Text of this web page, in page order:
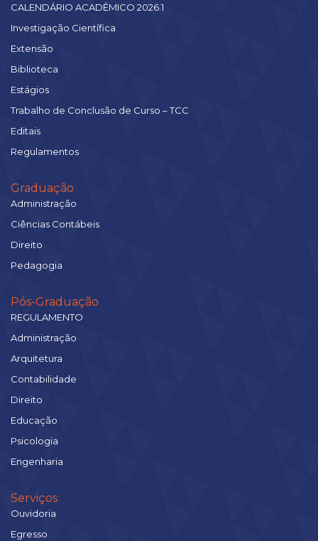
CALENDÁRIO ACADÊMICO 2026.1
Investigação Científica
Extensão
Biblioteca
Estágios
Trabalho de Conclusão de Curso – TCC
Editais
Regulamentos
Graduação
Administração
Ciências Contábeis
Direito
Pedagogia
Pós-Graduação
REGULAMENTO
Administração
Arquitetura
Contabilidade
Direito
Educação
Psicologia
Engenharia
Serviços
Ouvidoria
Egresso